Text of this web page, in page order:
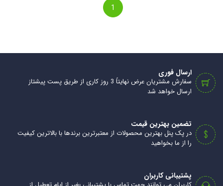
1
ارسال فوری
سفارش مشتریان عرض نهایتاً 3 روز کاری از طریق پست پیشتاز
ارسال خواهد شد
تضمین بهترین قیمت
در پک پنل بهترین محصولات از معتبرترین برندها با بالاترین کیفیت
را از ما بخواهید
پشتیبانی کاربران